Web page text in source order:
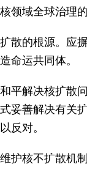
域全球治理的
的根源。应摒
命运共同体。
解决核扩散问
妥善解决有关
反对。
核不扩散机制